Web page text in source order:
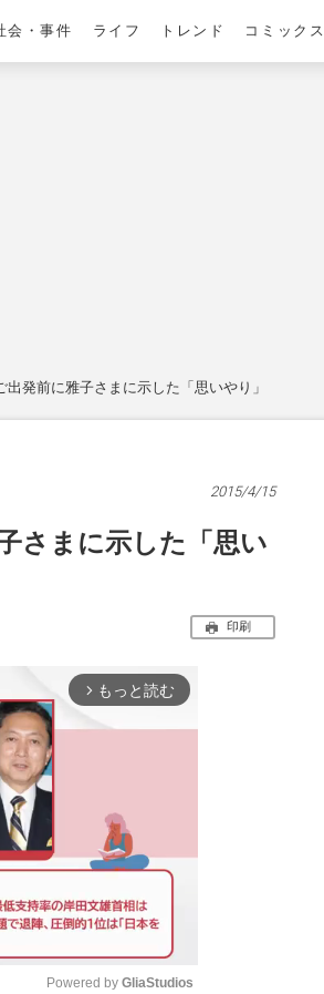
会・事件 ライフ トレンド コミックス
発前に雅子さまに示した「思いやり」
2015/4/15
さまに示した「思い
印刷
arrow_forward_ios もっと読む
Powered by GliaStudios